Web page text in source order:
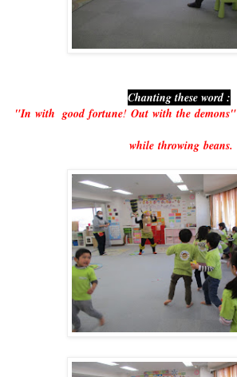
Chanting these word :
"In with good fortune! Out with the demons"
while throwing beans.